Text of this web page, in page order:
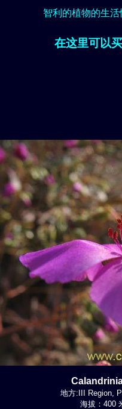
智利的植物的生
在这里可以
地方:III Region,
海拔：400